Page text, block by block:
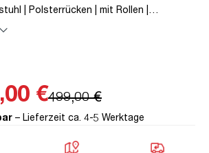
| Polsterrücken | mit Rollen |
| Textil | Hellgrau | montiert |
€499,00 €
– Lieferzeit ca. 4-5 Werktage